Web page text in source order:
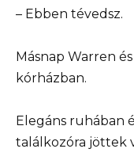
– Ebben tévedsz.
Másnap Warren
kórházban.
Elegáns ruhában
találkozóra jöttek